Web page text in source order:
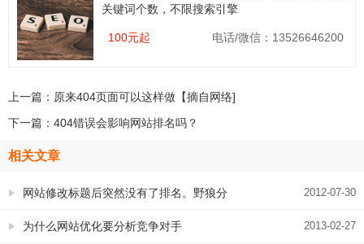
关键词个数，不限搜索引擎
100元起 电话/微信：13526646200
上一篇： 原来404页面可以这样做【摘自网络]
下一篇： 404错误会影响网站排名吗？
相关文章
2012-07-30
网站修改标题后突然没有了排名。野狼分
析一下这种现象的可能的原因 2013-02-27
为什么网站优化要分析竞争对手